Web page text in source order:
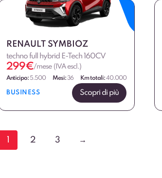
RENAULT SYMBIOZ
techno full hybrid E-Tech 160CV
299€/mese (IVA escl.)
Anticipo: 5.500 Mesi:36 Km totali:40.000
BUSINESS Scopri di più
1 2 3 →